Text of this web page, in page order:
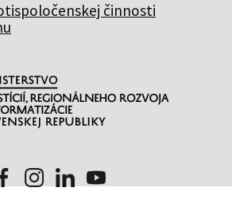
činnosti